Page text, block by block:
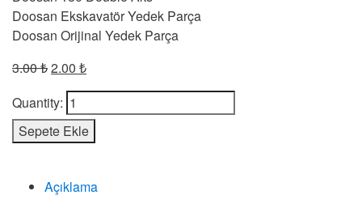
Doosan Ekskavatör Yedek Parça
Doosan Orijinal Yedek Parça
3.00₺2.00 ₺
Quantity:
Sepete Ekle
Açıklama